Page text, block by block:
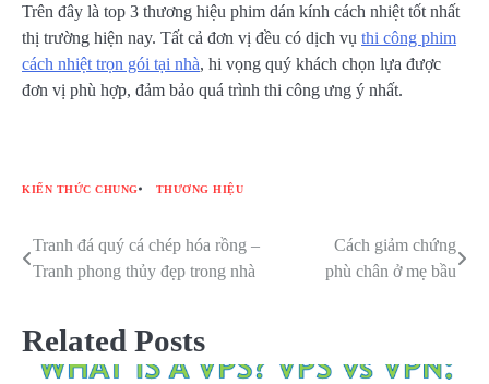
Trên đây là top 3 thương hiệu phim dán kính cách nhiệt tốt nhất
thị trường hiện nay. Tất cả đơn vị đều có dịch vụ thi công phim
cách nhiệt trọn gói tại nhà, hi vọng quý khách chọn lựa được
đơn vị phù hợp, đảm bảo quá trình thi công ưng ý nhất.
KIẾN THỨC CHUNG THƯƠNG HIỆU
Điều
hướng
bài
viết
Tranh đá quý cá chép hóa rồng –
Tranh phong thủy đẹp trong nhà
Cách giảm chứng
phù chân ở mẹ bầu
Related Posts